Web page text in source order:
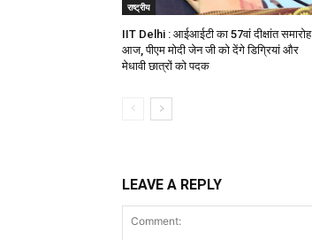
राष्ट्रीय
IIT Delhi : आईआईटी का 57वां दीक्षांत समारोह
आज, पीएम मोदी जेन जी को देंगे डिग्रियां और
मेधावी छात्रों को पदक
LEAVE A REPLY